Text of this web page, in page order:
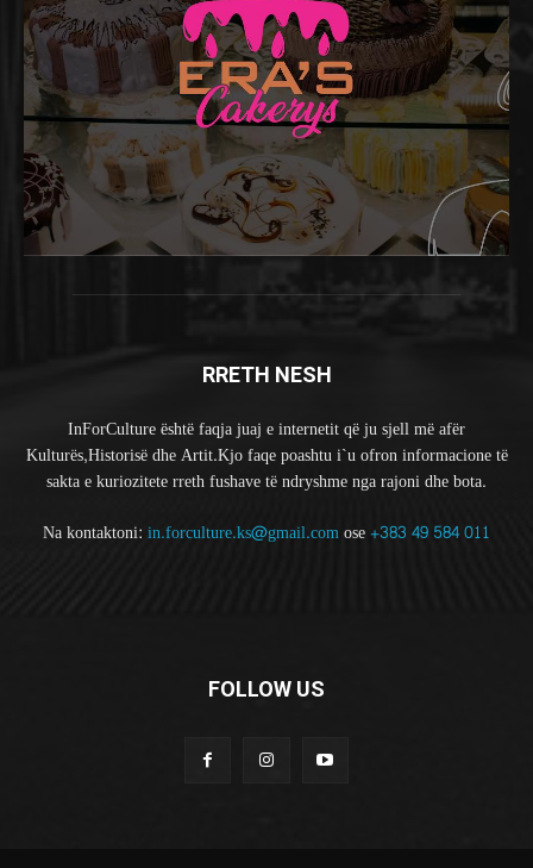
RRETH NESH
InForCulture është faqja juaj e internetit që ju sjell më afër
Kulturës,Historisë dhe Artit.Kjo faqe poashtu i`u ofron informacione të
sakta e kuriozitete rreth fushave të ndryshme nga rajoni dhe bota.
Na kontaktoni: in.forculture.ks@gmail.comose+383 49 584 011
FOLLOW US